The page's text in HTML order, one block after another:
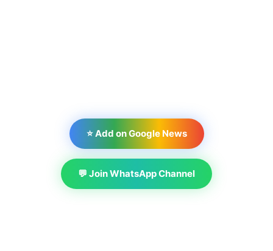
⭐ Add on Google News
💬 Join WhatsApp Channel